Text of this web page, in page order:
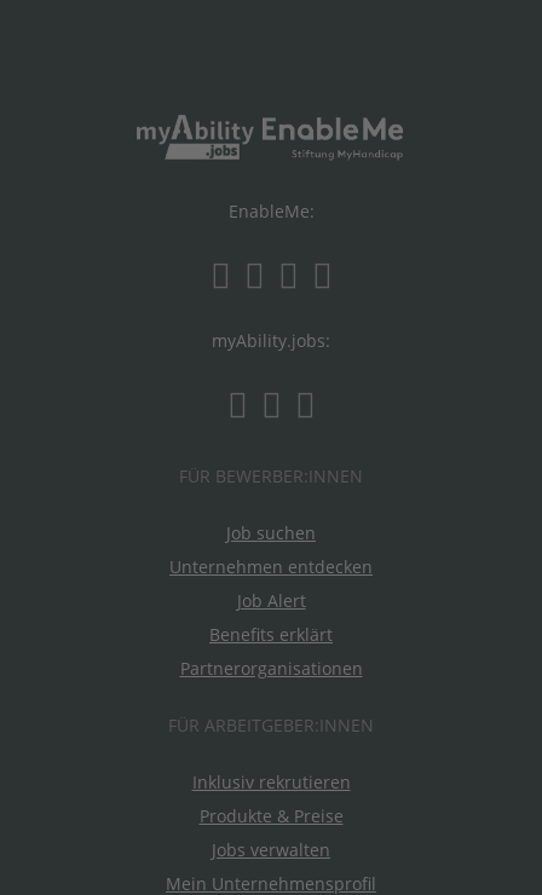
EnableMe:
myAbility.jobs:
FÜR BEWERBER:INNEN
Job suchen
Unternehmen entdecken
Job Alert
Benefits erklärt
Partnerorganisationen
FÜR ARBEITGEBER:INNEN
Inklusiv rekrutieren
Produkte & Preise
Jobs verwalten
Mein Unternehmensprofil